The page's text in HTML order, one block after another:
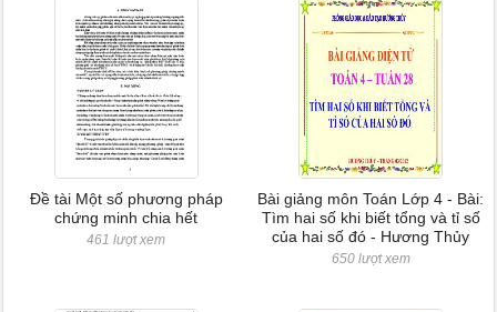
Đề tài Một số phương pháp
chứng minh chia hết
461 lượt xem
Bài giảng môn Toán Lớp 4 - Bài:
Tìm hai số khi biết tổng và tỉ số
của hai số đó - Hương Thủy
650 lượt xem